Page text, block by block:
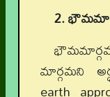
2.
మార్గమని
earth